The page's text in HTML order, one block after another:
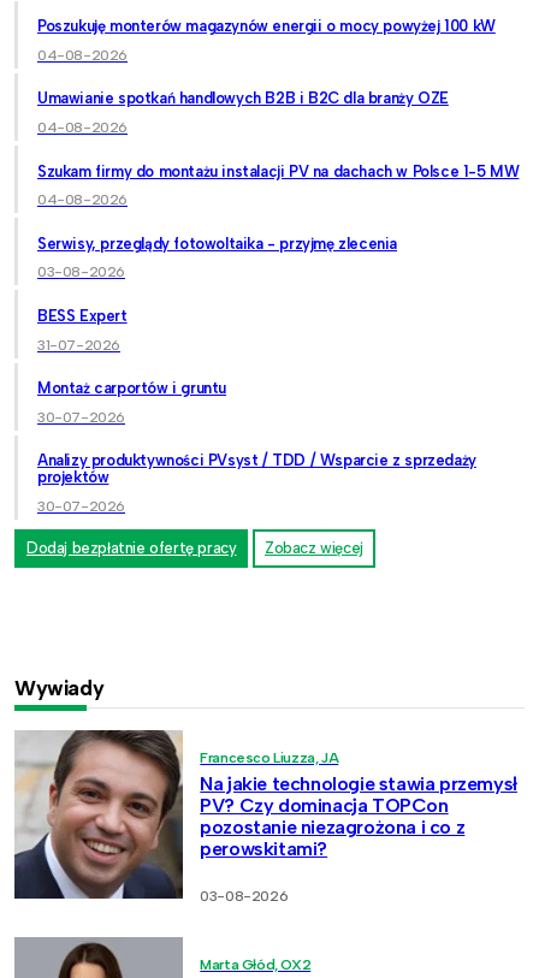
Poszukuję monterów magazynów energii o mocy powyżej 100 kW
04-08-2026
Umawianie spotkań handlowych B2B i B2C dla branży OZE
04-08-2026
Szukam firmy do montażu instalacji PV na dachach w Polsce 1-5 MW
04-08-2026
Serwisy, przeglądy fotowoltaika - przyjmę zlecenia
03-08-2026
BESS Expert
31-07-2026
Montaż carportów i gruntu
30-07-2026
Analizy produktywności PVsyst / TDD / Wsparcie z sprzedaży
projektów
30-07-2026
Dodaj bezpłatnie ofertę pracy Zobacz więcej
Wywiady
Francesco Liuzza, JA
Na jakie technologie stawia przemysł
PV? Czy dominacja TOPCon
pozostanie niezagrożona i co z
perowskitami?
03-08-2026
Marta Głód, OX2